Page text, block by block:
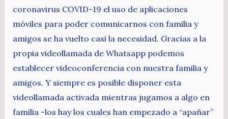
coronavirus COVID-19 el uso de aplicaciones
móviles para poder comunicarnos con familia y
amigos se ha vuelto casi la necesidad. Gracias a la
propia videollamada de Whatsapp podemos
establecer videoconferencia con nuestra familia y
amigos. Y siempre es posible disponer esta
videollamada activada mientras jugamos a algo en
familia -los hay los cuales han empezado a “apañar”